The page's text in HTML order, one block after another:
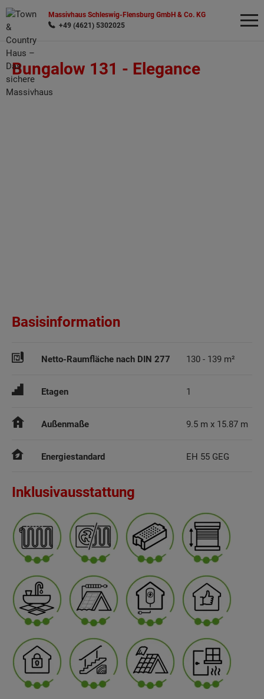
Massivhaus Schleswig-Flensburg GmbH & Co. KG
+49 (4621) 5302025
Bungalow 131 - Elegance
Basisinformation
Netto-Raumfläche nach DIN 277 130 - 139 m²
Etagen 1
Außenmaße 9.5 m x 15.87 m
Energiestandard EH 55 GEG
Inklusivausstattung
Wonach möchten Sie suchen?